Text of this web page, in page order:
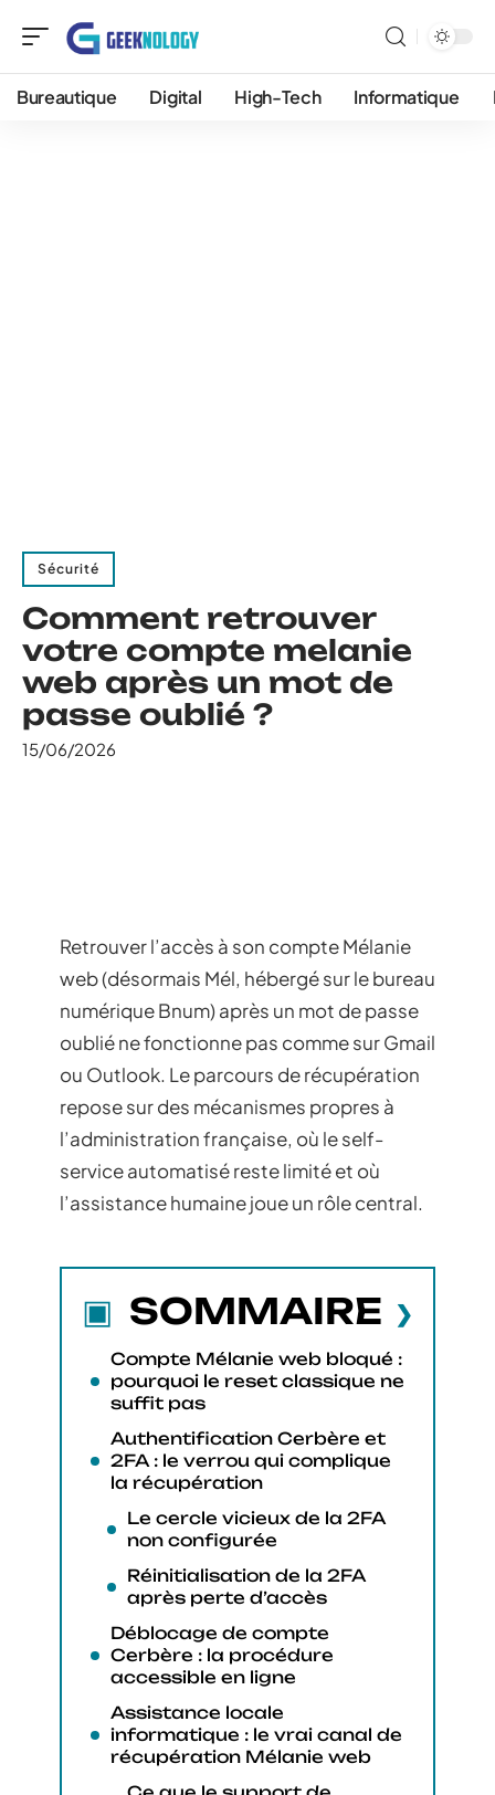
Bureautique Digital High-Tech Informatique
Sécurité
Comment retrouver
votre compte melanie
web après un mot de
passe oublié ?
15/06/2026
Retrouver l’accès à son compte Mélanie
web (désormais Mél, hébergé sur le bureau
numérique Bnum) après un mot de passe
oublié ne fonctionne pas comme sur Gmail
ou Outlook. Le parcours de récupération
repose sur des mécanismes propres à
l’administration française, où le self-
service automatisé reste limité et où
l’assistance humaine joue un rôle central.
SOMMAIRE
Compte Mélanie web bloqué :
pourquoi le reset classique ne
suffit pas
Authentification Cerbère et
2FA : le verrou qui complique
la récupération
Le cercle vicieux de la 2FA
non configurée
Réinitialisation de la 2FA
après perte d’accès
Déblocage de compte
Cerbère : la procédure
accessible en ligne
Assistance locale
informatique : le vrai canal de
récupération Mélanie web